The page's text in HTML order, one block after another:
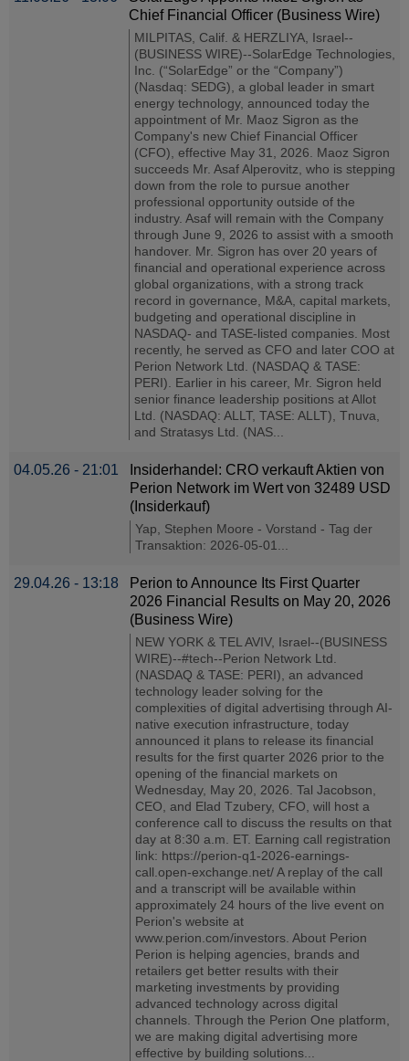
Chief Financial Officer (Business Wire)
MILPITAS, Calif. & HERZLIYA, Israel--
(BUSINESS WIRE)--SolarEdge Technologies,
Inc. (“SolarEdge” or the “Company”)
(Nasdaq: SEDG), a global leader in smart
energy technology, announced today the
appointment of Mr. Maoz Sigron as the
Company's new Chief Financial Officer
(CFO), effective May 31, 2026. Maoz Sigron
succeeds Mr. Asaf Alperovitz, who is stepping
down from the role to pursue another
professional opportunity outside of the
industry. Asaf will remain with the Company
through June 9, 2026 to assist with a smooth
handover. Mr. Sigron has over 20 years of
financial and operational experience across
global organizations, with a strong track
record in governance, M&A, capital markets,
budgeting and operational discipline in
NASDAQ- and TASE-listed companies. Most
recently, he served as CFO and later COO at
Perion Network Ltd. (NASDAQ & TASE:
PERI). Earlier in his career, Mr. Sigron held
senior finance leadership positions at Allot
Ltd. (NASDAQ: ALLT, TASE: ALLT), Tnuva,
and Stratasys Ltd. (NAS...
04.05.26 - 21:01
Insiderhandel: CRO verkauft Aktien von
Perion Network im Wert von 32489 USD
(Insiderkauf)
Yap, Stephen Moore - Vorstand - Tag der
Transaktion: 2026-05-01...
29.04.26 - 13:18
Perion to Announce Its First Quarter
2026 Financial Results on May 20, 2026
(Business Wire)
NEW YORK & TEL AVIV, Israel--(BUSINESS
WIRE)--#tech--Perion Network Ltd.
(NASDAQ & TASE: PERI), an advanced
technology leader solving for the
complexities of digital advertising through AI-
native execution infrastructure, today
announced it plans to release its financial
results for the first quarter 2026 prior to the
opening of the financial markets on
Wednesday, May 20, 2026. Tal Jacobson,
CEO, and Elad Tzubery, CFO, will host a
conference call to discuss the results on that
day at 8:30 a.m. ET. Earning call registration
link: https://perion-q1-2026-earnings-
call.open-exchange.net/ A replay of the call
and a transcript will be available within
approximately 24 hours of the live event on
Perion's website at
www.perion.com/investors. About Perion
Perion is helping agencies, brands and
retailers get better results with their
marketing investments by providing
advanced technology across digital
channels. Through the Perion One platform,
we are making digital advertising more
effective by building solutions...